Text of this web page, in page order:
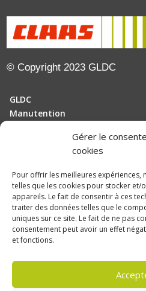
Gérer le
cookies
Pour offrir les meilleures expériences,
telles que les cookies pour stocker et/
appareils. Le fait de consentir à ces
traiter des données telles que le
uniques sur ce site. Le fait de ne pas
consentement peut avoir un effet
et fonctions.
© Copyright 2023 GLDC
GLDC
Manutention
Actualités
Recrutement
Politique de confidentialité
Mentions légales
Politique de confidentialité